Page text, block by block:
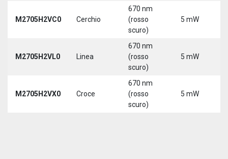
M2705H2VC0 Cerchio
670 nm
(rosso
scuro)
5 mW
M2705H2VL0 Linea
670 nm
(rosso
scuro)
5 mW
M2705H2VX0 Croce
670 nm
(rosso
scuro)
5 mW